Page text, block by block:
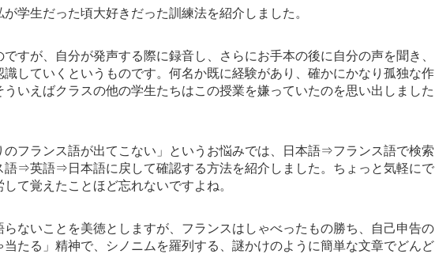
学生だった頃大好きだった訓練法を紹介しました。
すが、自分が発声する際に録音し、さらにお手本の後に自分の声を聞き、
していくというものです。何名か既に経験があり、確かにかなり孤独な作
いえばクラスの他の学生たちはこの授業を嫌っていたのを思い出しました
のフランス語が出てこない」というお悩みでは、日本語⇒フランス語で検索
語⇒英語⇒日本語に戻して確認する方法を紹介しました。ちょっと気軽にで
て覚えたことほど忘れないですよね。
らないことを美徳としますが、フランスはしゃべったもの勝ち、自己申告の
当たる」精神で、シノニムを羅列する、謎かけのように簡単な文章でどんど